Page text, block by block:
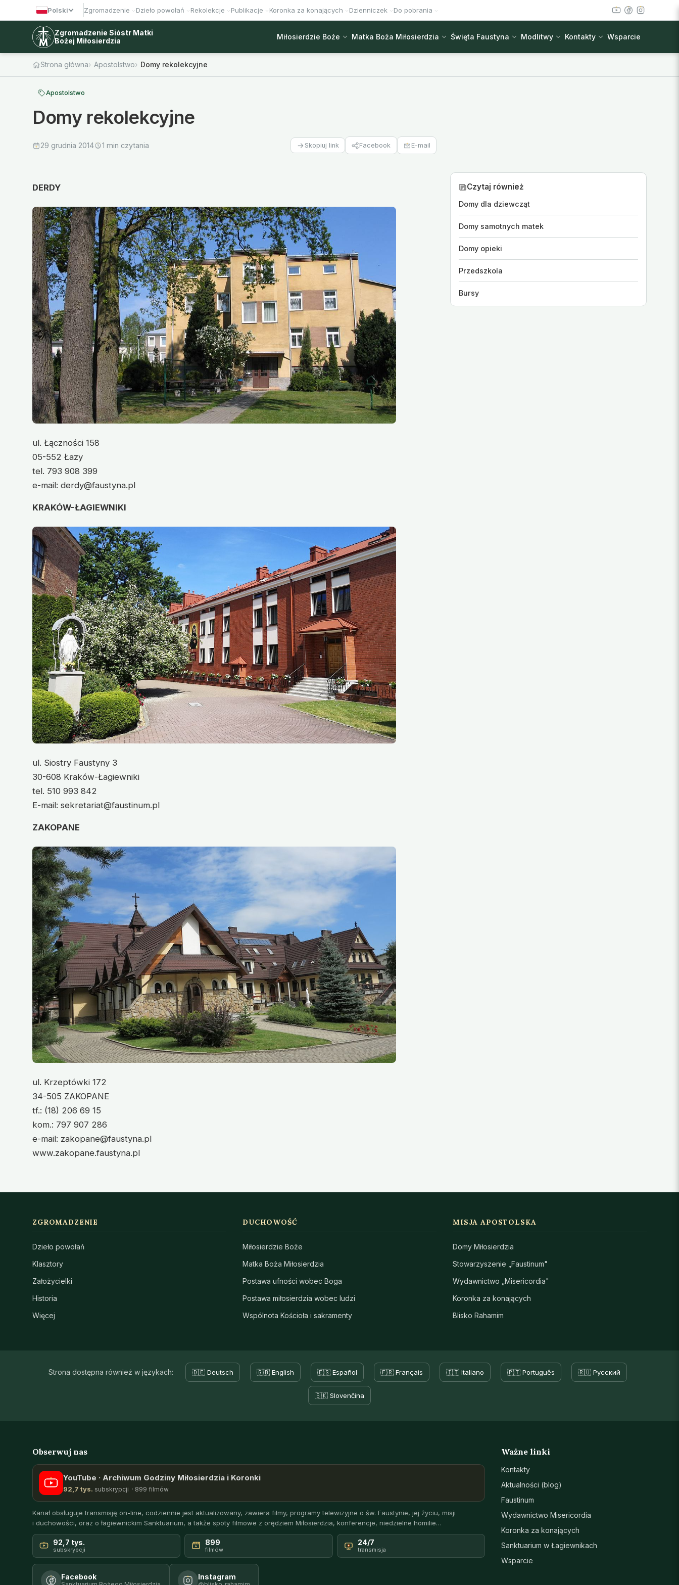
Polski Zgromadzenie Dzieło powołań Rekolekcje Publikacje Koronka za konających Dzienniczek Do pobrania
Zgromadzenie Sióstr Matki
Bożej Miłosierdzia
Miłosierdzie Boże Matka Boża Miłosierdzia Święta Faustyna Modlitwy Kontakty Wsparcie
Strona główna Apostolstwo Domy rekolekcyjne
Apostolstwo
Domy rekolekcyjne
29 grudnia 2014 1 min czytania Skopiuj link Facebook E-mail
DERDY
ul. Łączności 158
05-552 Łazy
tel. 793 908 399
e-mail: derdy@faustyna.pl
KRAKÓW-ŁAGIEWNIKI
ul. Siostry Faustyny 3
30-608 Kraków-Łagiewniki
tel. 510 993 842
E-mail: sekretariat@faustinum.pl
ZAKOPANE
ul. Krzeptówki 172
34-505 ZAKOPANE
tf.: (18) 206 69 15
kom.: 797 907 286
e-mail: zakopane@faustyna.pl
www.zakopane.faustyna.pl
Czytaj również
Domy dla dziewcząt
Domy samotnych matek
Domy opieki
Przedszkola
Bursy
ZGROMADZENIE
Dzieło powołań
Klasztory
Założycielki
Historia
Więcej
DUCHOWOŚĆ
Miłosierdzie Boże
Matka Boża Miłosierdzia
Postawa ufności wobec Boga
Postawa miłosierdzia wobec ludzi
Wspólnota Kościoła i sakramenty
MISJA APOSTOLSKA
Domy Miłosierdzia
Stowarzyszenie „Faustinum"
Wydawnictwo „Misericordia"
Koronka za konających
Blisko Rahamim
Strona dostępna również w językach: 🇩🇪 Deutsch 🇬🇧 English 🇪🇸 Español 🇫🇷 Français 🇮🇹 Italiano 🇵🇹 Português 🇷🇺 Русский
🇸🇰 Slovenčina
Obserwuj nas
YouTube · Archiwum Godziny Miłosierdzia i Koronki
92,7 tys. subskrypcji · 899 filmów
Kanał obsługuje transmisję on-line, codziennie jest aktualizowany, zawiera filmy, programy telewizyjne o św. Faustynie, jej życiu, misji
i duchowości, oraz o łagiewnickim Sanktuarium, a także spoty filmowe z orędziem Miłosierdzia, konferencje, niedzielne homilie…
92,7 tys.
subskrypcji
899
filmów
24/7
transmisja
Facebook Instagram
Ważne linki
Kontakty
Aktualności (blog)
Faustinum
Wydawnictwo Misericordia
Koronka za konających
Sanktuarium w Łagiewnikach
Wsparcie